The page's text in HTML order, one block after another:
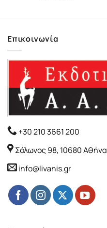
Επικοινωνία
+30 210 3661 200
Σόλωνος 98, 10680 Αθήνα
info@livanis.gr